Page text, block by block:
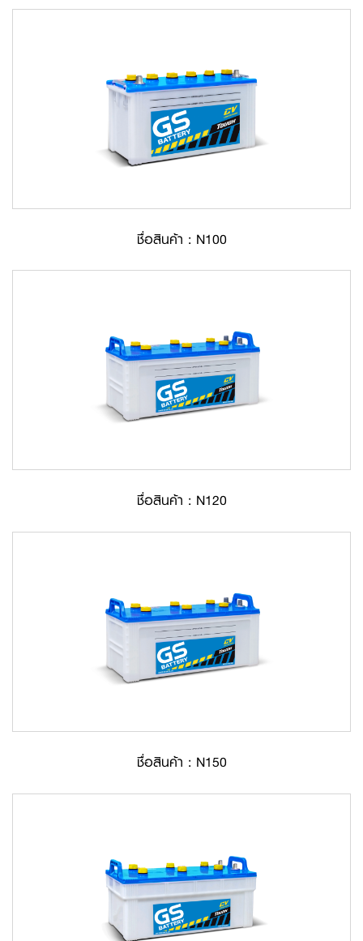
ชื่อสินค้า : N100
ชื่อสินค้า : N120
ชื่อสินค้า : N150